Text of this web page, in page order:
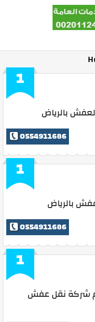
1
بالرياض
0554911686
1
بالرياض
0554911686
1
شركة نقل عفش